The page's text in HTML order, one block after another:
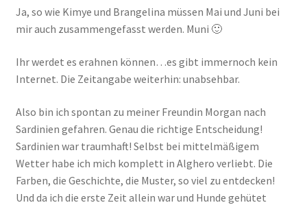
Shop
Ja, so wie Kimye und Brangelina müssen Mai und Juni bei
mir auch zusammengefasst werden. Muni 🙂
Ihr werdet es erahnen können…es gibt immernoch kein
Internet. Die Zeitangabe weiterhin: unabsehbar.
Also bin ich spontan zu meiner Freundin Morgan nach
Sardinien gefahren. Genau die richtige Entscheidung!
Sardinien war traumhaft! Selbst bei mittelmäßigem
Wetter habe ich mich komplett in Alghero verliebt. Die
Farben, die Geschichte, die Muster, so viel zu entdecken!
Und da ich die erste Zeit allein war und Hunde gehütet